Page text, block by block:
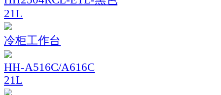
21L
冷柜工作台
HH-A516C/A616C
21L